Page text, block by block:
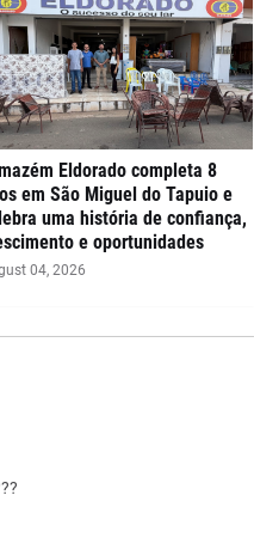
Eldorado completa 8
em São Miguel do Tapuio e
uma história de confiança,
e oportunidades
04, 2026